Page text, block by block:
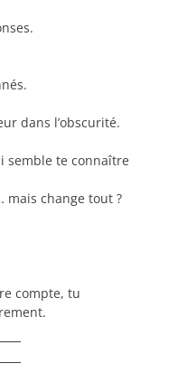
dans l’obscurité.
semble te connaître
change tout ?
compte, tu